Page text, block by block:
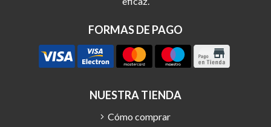
FORMAS DE PAGO
NUESTRA TIENDA
Cómo comprar